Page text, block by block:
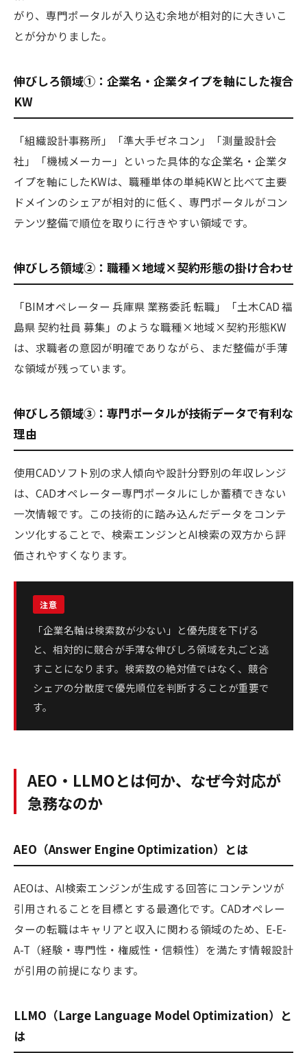
がり、専門ポータルが入り込む余地が相対的に大きいこ
とが分かりました。
伸びしろ領域①：企業名・企業タイプを軸にした複合
KW
「組織設計事務所」「準大手ゼネコン」「測量設計会
社」「機械メーカー」といった具体的な企業名・企業タ
イプを軸にしたKWは、職種単体の単純KWと比べて主要
ドメインのシェアが相対的に低く、専門ポータルがコン
テンツ整備で順位を取りに行きやすい領域です。
伸びしろ領域②：職種×地域×契約形態の掛け合わせ
「BIMオペレーター 兵庫県 業務委託 転職」「土木CAD 福
島県 契約社員 募集」のような職種×地域×契約形態KW
は、求職者の意図が明確でありながら、まだ整備が手薄
な領域が残っています。
伸びしろ領域③：専門ポータルが技術データで有利な
理由
使用CADソフト別の求人傾向や設計分野別の年収レンジ
は、CADオペレーター専門ポータルにしか蓄積できない
一次情報です。この技術的に踏み込んだデータをコンテ
ンツ化することで、検索エンジンとAI検索の双方から評
価されやすくなります。
「企業名軸は検索数が少ない」と優先度を下げる
と、相対的に競合が手薄な伸びしろ領域を丸ごと逃
すことになります。検索数の絶対値ではなく、競合
シェアの分散度で優先順位を判断することが重要で
す。
AEO・LLMOとは何か、なぜ今対応が
急務なのか
AEO（Answer Engine Optimization）とは
AEOは、AI検索エンジンが生成する回答にコンテンツが
引用されることを目標とする最適化です。CADオペレー
ターの転職はキャリアと収入に関わる領域のため、E-E-
A-T（経験・専門性・権威性・信頼性）を満たす情報設計
が引用の前提になります。
LLMO（Large Language Model Optimization）と
は